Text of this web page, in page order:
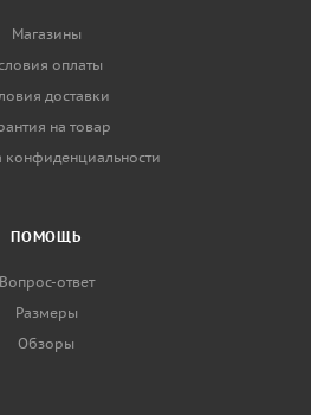
Магазины
оплаты
доставки
на товар
конфиденциальности
ПОМОЩЬ
Вопрос-ответ
Размеры
Обзоры